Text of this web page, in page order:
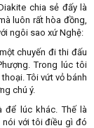
chia sẻ đấy là
luôn rất hòa đồng,
ngôi sao xứ Nghệ:
chuyến đi thi đấu
Trong lúc tôi
Tôi vứt vỏ bánh
chú ý.
để lúc khác. Thế là
nói với tôi điều gì đó